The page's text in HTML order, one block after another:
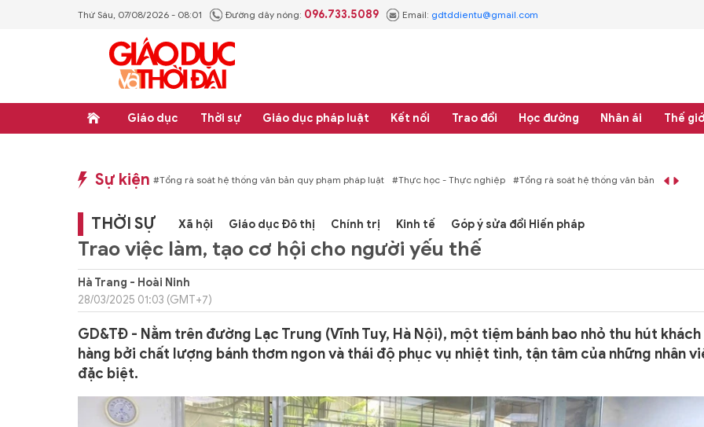
Thứ Sáu, 07/08/2026 - 08:01 Đường dây nóng: 096.733.5089 Email: gdtddientu@gmail.com
Giáo dục Thời sự Giáo dục pháp luật Kết nối Trao đổi Học đường Nhân ái Thế
Sự kiện
#Thực học - Thực nghiệp #Tổng rà soát hệ thống văn bản quy phạm pháp luật #Thực học - Thực nghiệp #Tổng rà soát hệ thống văn bản quy phạm
THỜI SỰ Xã hội Giáo dục Đô thị Chính trị Kinh tế Góp ý sửa đổi Hiến pháp
Trao việc làm, tạo cơ hội cho người yếu thế
Hà Trang - Hoài Ninh
28/03/2025 01:03 (GMT+7)
GD&TĐ - Nằm trên đường Lạc Trung (Vĩnh Tuy, Hà Nội), một tiệm bánh bao nhỏ thu hút khách
hàng bởi chất lượng bánh thơm ngon và thái độ phục vụ nhiệt tình, tận tâm của những nhân
đặc biệt.